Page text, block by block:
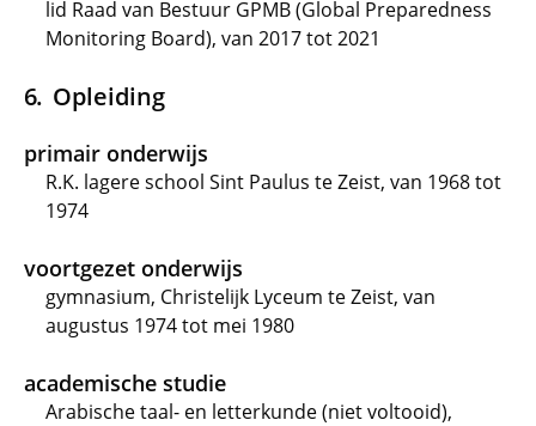
lid Raad van Bestuur GPMB (Global Preparedness
Monitoring Board), van 2017 tot 2021
Opleiding
primair onderwijs
R.K. lagere school Sint Paulus te Zeist, van 1968 tot
1974
voortgezet onderwijs
gymnasium, Christelijk Lyceum te Zeist, van
augustus 1974 tot mei 1980
academische studie
Arabische taal- en letterkunde (niet voltooid),